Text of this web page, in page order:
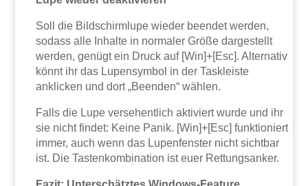
Soll die Bildschirmlupe wieder beendet werden,
sodass alle Inhalte in normaler Größe dargestellt
werden, genügt ein Druck auf [Win]+[Esc]. Alternativ
könnt ihr das Lupensymbol in der Taskleiste
anklicken und dort „Beenden“ wählen.
Falls die Lupe versehentlich aktiviert wurde und ihr
sie nicht findet: Keine Panik. [Win]+[Esc] funktioniert
immer, auch wenn das Lupenfenster nicht sichtbar
ist. Die Tastenkombination ist euer Rettungsanker.